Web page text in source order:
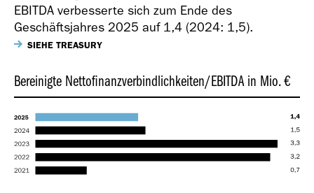
EBITDA verbesserte sich zum Ende des
Geschäftsjahres 2025 auf 1,4 (2024: 1,5).
SIEHE TREASURY
Bereinigte Nettofinanzverbindlichkeiten/EBITDA in Mio. €